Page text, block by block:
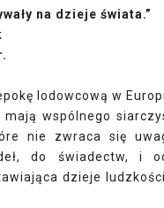
na dzieje świata.”
lodowcową w
wspólnego
nie zwraca się
do świadectw, i
dzieje